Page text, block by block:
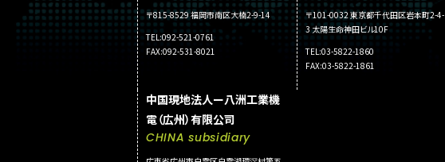
〒815-8529 福岡市南区大楠2-9-14
TEL:092-521-0761
FAX:092-531-8021
〒101-0032 東京都千代田区岩本町2-4-
3 太陽生命神田ビル10F
TEL:03-5822-1860
FAX:03-5822-1861
中国現地法人ー八洲工業機
電（広州）有限公司
CHINA subsidiary